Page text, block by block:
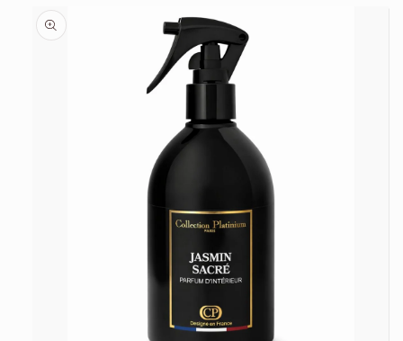
Passer aux
informations
produits